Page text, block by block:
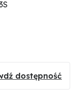
dostępność